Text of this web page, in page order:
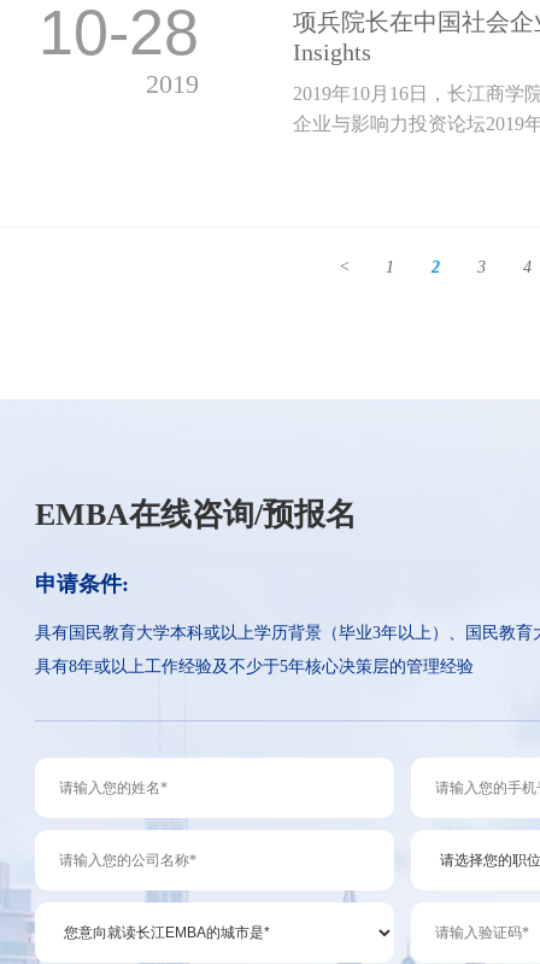
10-28
2019
项兵院长在中国社会
Insights
2019年10月16日，长江商学
企业与影响力投资论坛2019
< 1 2 3 4
EMBA在线咨询/预报名
申请条件:
具有国民教育大学本科或以上学历背景（毕业3年以上）、国民教
具有8年或以上工作经验及不少于5年核心决策层的管理经验